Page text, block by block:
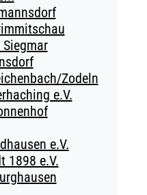
Siegmar
Zodeln
e.V.
e.V.
1898 e.V.